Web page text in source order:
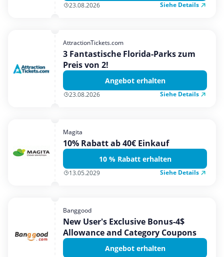
23.08.2026 Siehe Details
AttractionTickets.com
3 Fantastische Florida-Parks zum
Preis von 2!
Angebot erhalten
23.08.2026 Siehe Details
Magita
10% Rabatt ab 40€ Einkauf
10 % Rabatt erhalten
13.05.2029 Siehe Details
Banggood
New User's Exclusive Bonus-4$
Allowance and Category Coupons
Angebot erhalten